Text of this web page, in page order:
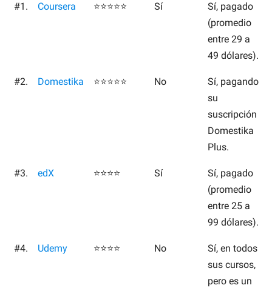
#1. Coursera ⭐⭐⭐⭐⭐ Sí
Sí, pagado
(promedio
entre 29 a
49 dólares).
#2. Domestika ⭐⭐⭐⭐⭐ No
Sí, pagando
su
suscripción
Domestika
Plus.
#3. edX ⭐⭐⭐⭐ Sí
Sí, pagado
(promedio
entre 25 a
99 dólares).
#4. Udemy ⭐⭐⭐⭐ No
Sí, en todos
sus cursos,
pero es un